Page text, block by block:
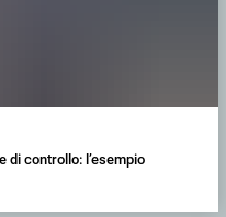
di controllo: l’esempio